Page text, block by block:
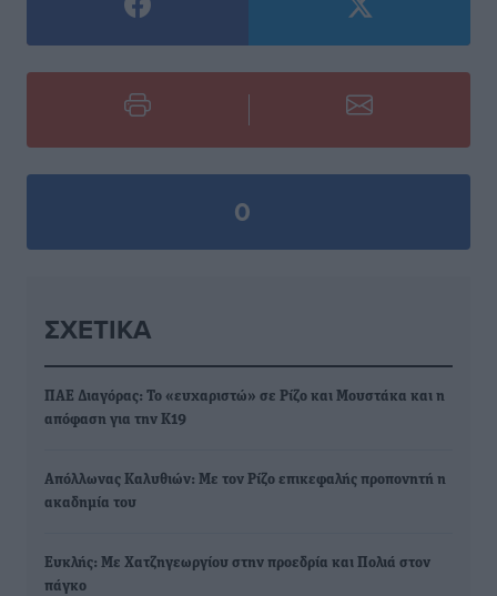
0
ΣΧΕΤΙΚΆ
ΠΑΕ Διαγόρας: Το «ευχαριστώ» σε Ρίζο και Μουστάκα και η
απόφαση για την Κ19
Απόλλωνας Καλυθιών: Με τον Ρίζο επικεφαλής προπονητή η
ακαδημία του
Ευκλής: Με Χατζηγεωργίου στην προεδρία και Πολιά στον
πάγκο